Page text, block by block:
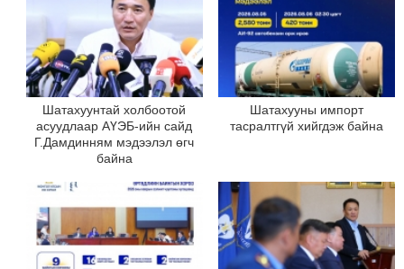
Шатахуунтай холбоотой
асуудлаар АҮЭБ-ийн сайд
Г.Дамдинням мэдээлэл өгч
байна
Шатахууны импорт
тасралтгүй хийгдэж байна